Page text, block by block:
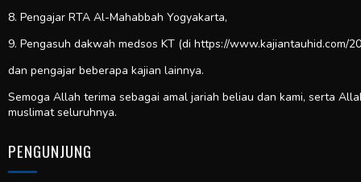
8. Pengajar RTA Al-Mahabbah Yogyakarta,
9. Pengasuh dakwah medsos KT (di https://www.kajiantauhid.com/
dan pengajar beberapa kajian lainnya.
Semoga Allah terima sebagai amal jariah beliau dan kami, serta
muslimat seluruhnya.
PENGUNJUNG